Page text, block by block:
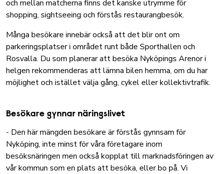
och mellan matcherna finns det kanske utrymme för
shopping, sightseeing och förstås restaurangbesök.
Många besökare innebär också att det blir ont om
parkeringsplatser i området runt både Sporthallen och
Rosvalla. Du som planerar att besöka Nyköpings Arenor i
helgen rekommenderas att lämna bilen hemma, om du har
möjlighet och istället välja gång, cykel ellerkollektivtrafik.
Besökare gynnar näringslivet
- Den här mängden besökare är förstås gynnsam för
Nyköping, inte minst för våra företagare inom
besöksnäringen men också kopplat till marknadsföringen av
vår kommun som en plats att besöka, eller bo på. Vi